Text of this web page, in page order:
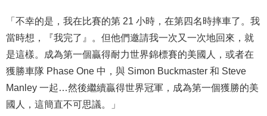
「不幸的是，我在比賽的第 21 小時，在第四名時摔車了。我
當時想，『我完了』。但他們邀請我一次又一次地回來，就
是這樣。成為第一個贏得耐力世界錦標賽的美國人，或者在
獲勝車隊 Phase One 中，與 Simon Buckmaster 和 Steve
Manley 一起…然後繼續贏得世界冠軍，成為第一個獲勝的美
國人，這簡直不可思議。」